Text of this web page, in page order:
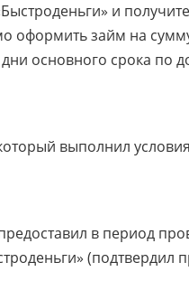
и
оформить займ на
основного срока по
выполнил
в период
(подтвердил